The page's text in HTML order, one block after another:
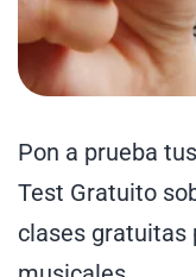
Pon a prueba
Test Gratuito
clases gratuitas